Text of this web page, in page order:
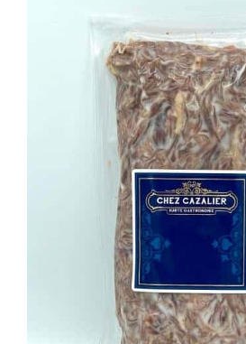
CONFITS DE CANARD
ACCOMPAGNEMENTS